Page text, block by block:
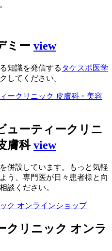
ミー view
知識を発信する タケスポ医学
してください。
ューティークリニ
膚科view
を併設しています。もっと気軽
う、専門医が日々患者様と向
談ください。
クリニック オンラ